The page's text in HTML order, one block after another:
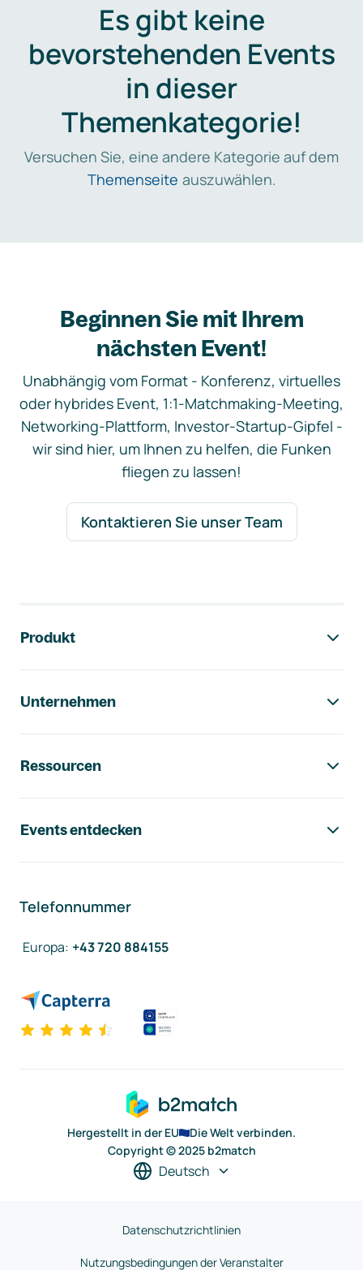
Es gibt keine
bevorstehenden Events
in dieser
Themenkategorie!
Versuchen Sie, eine andere Kategorie auf dem
Themenseite auszuwählen.
Beginnen Sie mit Ihrem
nächsten Event!
Unabhängig vom Format - Konferenz, virtuelles
oder hybrides Event, 1:1-Matchmaking-Meeting,
Networking-Plattform, Investor-Startup-Gipfel -
wir sind hier, um Ihnen zu helfen, die Funken
fliegen zu lassen!
Kontaktieren Sie unser Team
Produkt
Unternehmen
Ressourcen
Events entdecken
Telefonnummer
Europa: +43 720 884155
Hergestellt in der EU
Die Welt verbinden.
Copyright © 2025 b2match
Deutsch
Datenschutzrichtlinien
Nutzungsbedingungen der Veranstalter